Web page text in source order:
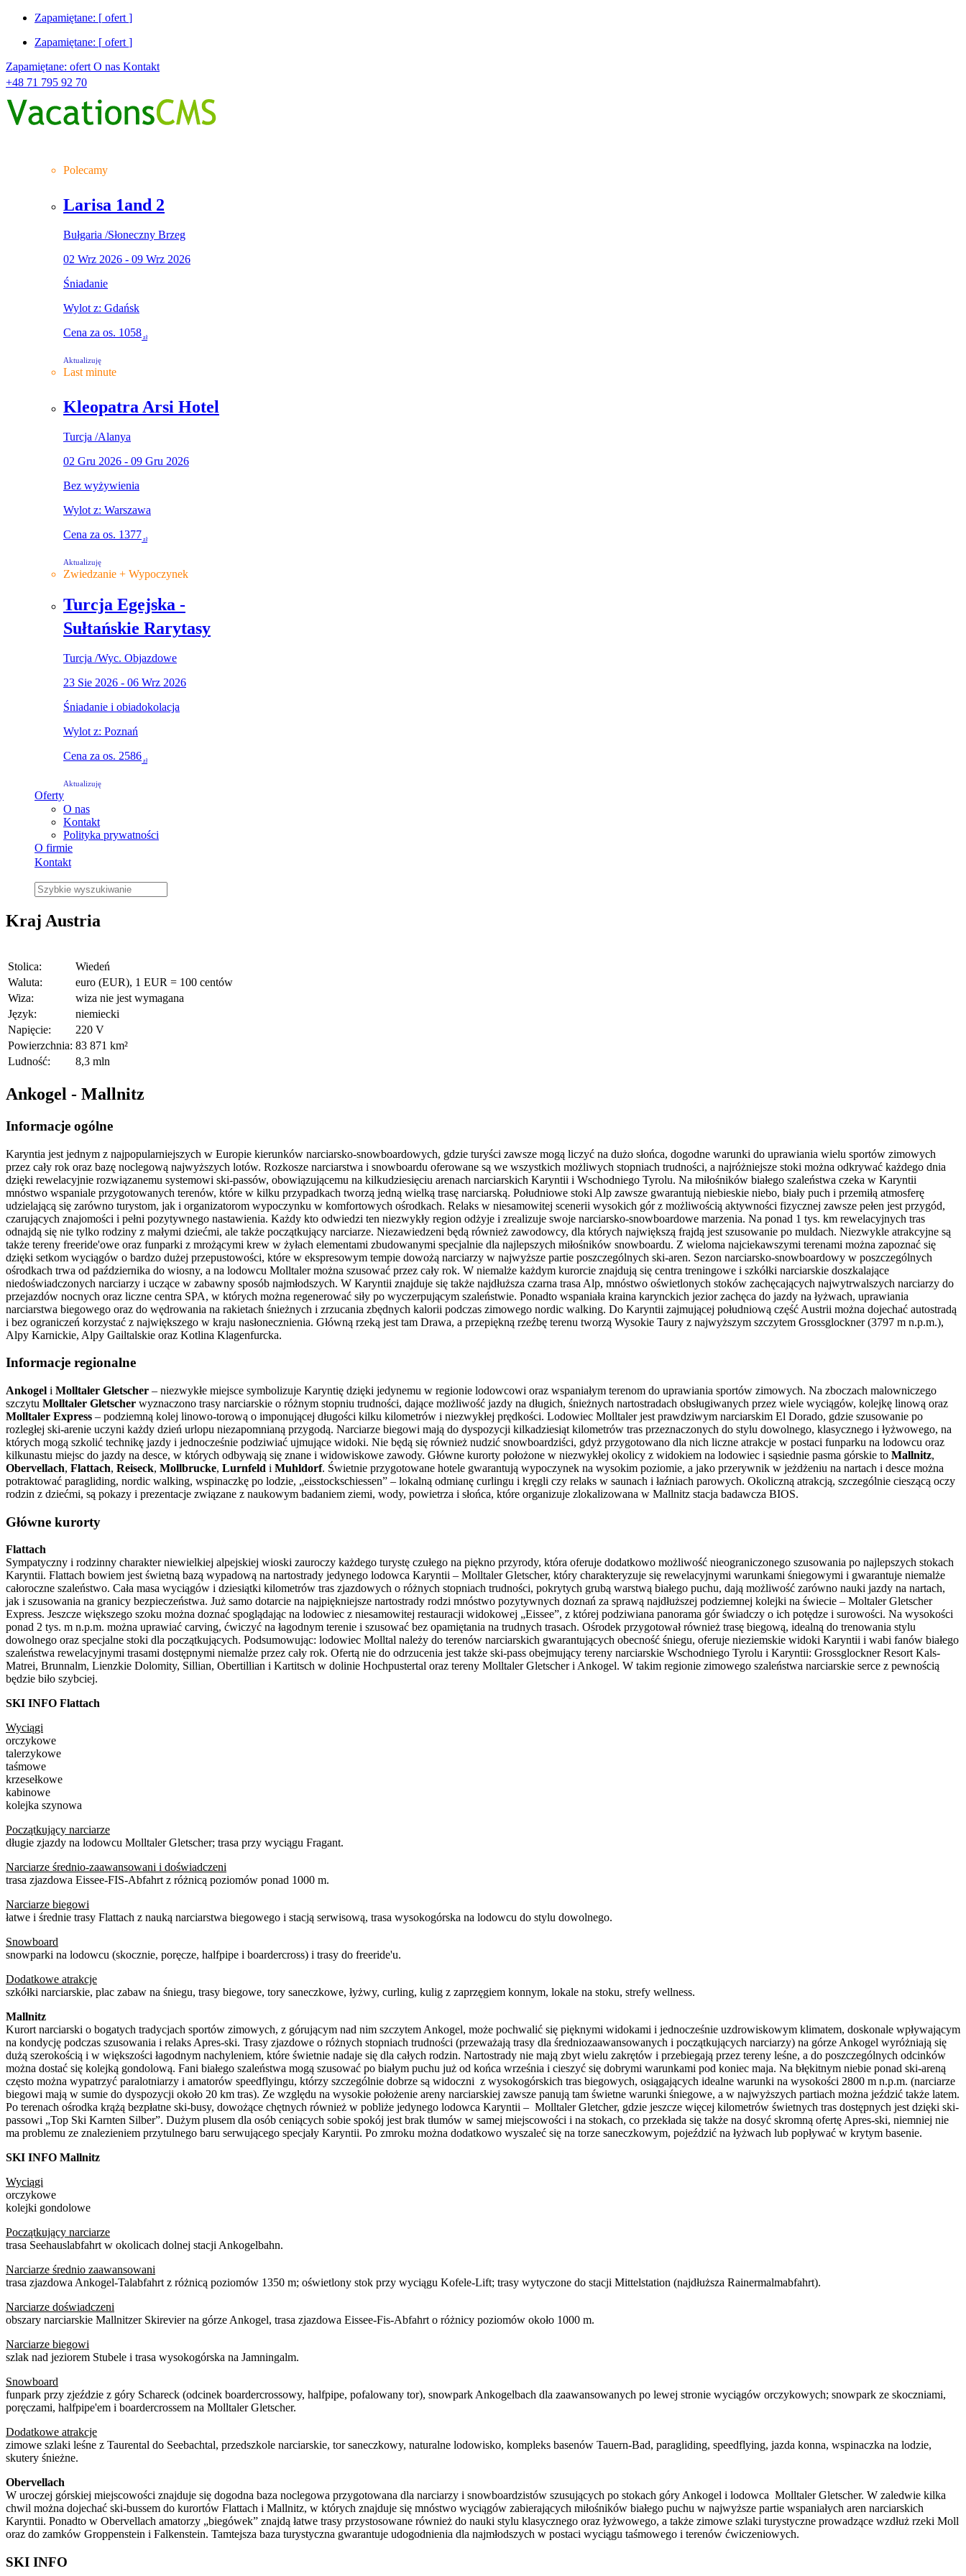
Zapamiętane: [ ofert ]
Zapamiętane: [ ofert ]
Zapamiętane: ofert O nas Kontakt
+48 71 795 92 70
Polecamy
Larisa 1and 2
Bułgaria /Słoneczny Brzeg
02 Wrz 2026 - 09 Wrz 2026
Śniadanie
Wylot z: Gdańsk
Cena za os. 1058 zł
Aktualizuję
Last minute
Kleopatra Arsi Hotel
Turcja /Alanya
02 Gru 2026 - 09 Gru 2026
Bez wyżywienia
Wylot z: Warszawa
Cena za os. 1377 zł
Aktualizuję
Zwiedzanie + Wypoczynek
Turcja Egejska -
Sułtańskie Rarytasy
Turcja /Wyc. Objazdowe
23 Sie 2026 - 06 Wrz 2026
Śniadanie i obiadokolacja
Wylot z: Poznań
Cena za os. 2586 zł
Aktualizuję
Oferty
O nas
Kontakt
Polityka prywatności
O firmie
Kontakt
Kraj Austria
Stolica:
Wiedeń
Waluta:
euro (EUR), 1 EUR = 100 centów
Wiza:
wiza nie jest wymagana
Język:
niemiecki
Napięcie:
220 V
Powierzchnia: 83 871 km²
Ludność:
8,3 mln
Ankogel - Mallnitz
Informacje ogólne
Karyntia jest jednym z najpopularniejszych w Europie kierunków narciarsko-snowboardowych, gdzie turyści zawsze mogą liczyć na dużo słońca, dogodne warunki do uprawiania wielu sportów zimowych
przez cały rok oraz bazę noclegową najwyższych lotów. Rozkosze narciarstwa i snowboardu oferowane są we wszystkich możliwych stopniach trudności, a najróżniejsze stoki można odkrywać każdego dnia
dzięki rewelacyjnie rozwiązanemu systemowi ski-passów, obowiązującemu na kilkudziesięciu arenach narciarskich Karyntii i Wschodniego Tyrolu. Na miłośników białego szaleństwa czeka w Karyntii
mnóstwo wspaniale przygotowanych terenów, które w kilku przypadkach tworzą jedną wielką trasę narciarską. Południowe stoki Alp zawsze gwarantują niebieskie niebo, biały puch i przemiłą atmosferę
udzielającą się zarówno turystom, jak i organizatorom wypoczynku w komfortowych ośrodkach. Relaks w niesamowitej scenerii wysokich gór z możliwością aktywności fizycznej zawsze pełen jest przygód,
czarujących znajomości i pełni pozytywnego nastawienia. Każdy kto odwiedzi ten niezwykły region odżyje i zrealizuje swoje narciarsko-snowboardowe marzenia. Na ponad 1 tys. km rewelacyjnych tras
odnajdą się nie tylko rodziny z małymi dziećmi, ale także początkujący narciarze. Niezawiedzeni będą również zawodowcy, dla których największą frajdą jest szusowanie po muldach. Niezwykle atrakcyjne są
także tereny freeride'owe oraz funparki z mrożącymi krew w żyłach elementami zbudowanymi specjalnie dla najlepszych miłośników snowboardu. Z wieloma najciekawszymi terenami można zapoznać się
dzięki setkom wyciągów o bardzo dużej przepustowości, które w ekspresowym tempie dowożą narciarzy w najwyższe partie poszczególnych ski-aren. Sezon narciarsko-snowboardowy w poszczególnych
ośrodkach trwa od października do wiosny, a na lodowcu Molltaler można szusować przez cały rok. W niemalże każdym kurorcie znajdują się centra treningowe i szkółki narciarskie doszkalające
niedoświadczonych narciarzy i uczące w zabawny sposób najmłodszych. W Karyntii znajduje się także najdłuższa czarna trasa Alp, mnóstwo oświetlonych stoków zachęcających najwytrwalszych narciarzy do
przejazdów nocnych oraz liczne centra SPA, w których można regenerować siły po wyczerpującym szaleństwie. Ponadto wspaniała kraina karynckich jezior zachęca do jazdy na łyżwach, uprawiania
narciarstwa biegowego oraz do wędrowania na rakietach śnieżnych i zrzucania zbędnych kalorii podczas zimowego nordic walking. Do Karyntii zajmującej południową część Austrii można dojechać autostradą
i bez ograniczeń korzystać z największego w kraju nasłonecznienia. Główną rzeką jest tam Drawa, a przepiękną rzeźbę terenu tworzą Wysokie Taury z najwyższym szczytem Grossglockner (3797 m n.p.m.),
Alpy Karnickie, Alpy Gailtalskie oraz Kotlina Klagenfurcka.
Informacje regionalne
Ankogel i Molltaler Gletscher – niezwykłe miejsce symbolizuje Karyntię dzięki jedynemu w regionie lodowcowi oraz wspaniałym terenom do uprawiania sportów zimowych. Na zboczach malowniczego
szczytu Molltaler Gletscher wyznaczono trasy narciarskie o różnym stopniu trudności, dające możliwość jazdy na długich, śnieżnych nartostradach obsługiwanych przez wiele wyciągów, kolejkę linową oraz
Molltaler Express – podziemną kolej linowo-torową o imponującej długości kilku kilometrów i niezwykłej prędkości. Lodowiec Molltaler jest prawdziwym narciarskim El Dorado, gdzie szusowanie po
rozległej ski-arenie uczyni każdy dzień urlopu niezapomnianą przygodą. Narciarze biegowi mają do dyspozycji kilkadziesiąt kilometrów tras przeznaczonych do stylu dowolnego, klasycznego i łyżwowego, na
których mogą szkolić technikę jazdy i jednocześnie podziwiać ujmujące widoki. Nie będą się również nudzić snowboardziści, gdyż przygotowano dla nich liczne atrakcje w postaci funparku na lodowcu oraz
kilkunastu miejsc do jazdy na desce, w których odbywają się znane i widowiskowe zawody. Główne kurorty położone w niezwykłej okolicy z widokiem na lodowiec i sąsiednie pasma górskie to Mallnitz,
Obervellach, Flattach, Reiseck, Mollbrucke, Lurnfeld i Muhldorf. Świetnie przygotowane hotele gwarantują wypoczynek na wysokim poziomie, a jako przerywnik w jeżdżeniu na nartach i desce można
potraktować paragliding, nordic walking, wspinaczkę po lodzie, „eisstockschiessen” – lokalną odmianę curlingu i kręgli czy relaks w saunach i łaźniach parowych. Okoliczną atrakcją, szczególnie cieszącą oczy
rodzin z dziećmi, są pokazy i prezentacje związane z naukowym badaniem ziemi, wody, powietrza i słońca, które organizuje zlokalizowana w Mallnitz stacja badawcza BIOS.
Główne kurorty
Flattach
Sympatyczny i rodzinny charakter niewielkiej alpejskiej wioski zauroczy każdego turystę czułego na piękno przyrody, która oferuje dodatkowo możliwość nieograniczonego szusowania po najlepszych stokach
Karyntii. Flattach bowiem jest świetną bazą wypadową na nartostrady jedynego lodowca Karyntii – Molltaler Gletscher, który charakteryzuje się rewelacyjnymi warunkami śniegowymi i gwarantuje niemalże
całoroczne szaleństwo. Cała masa wyciągów i dziesiątki kilometrów tras zjazdowych o różnych stopniach trudności, pokrytych grubą warstwą białego puchu, dają możliwość zarówno nauki jazdy na nartach,
jak i szusowania na granicy bezpieczeństwa. Już samo dotarcie na najpiękniejsze nartostrady rodzi mnóstwo pozytywnych doznań za sprawą najdłuższej podziemnej kolejki na świecie – Moltaler Gletscher
Express. Jeszcze większego szoku można doznać spoglądając na lodowiec z niesamowitej restauracji widokowej „Eissee”, z której podziwiana panorama gór świadczy o ich potędze i surowości. Na wysokości
ponad 2 tys. m n.p.m. można uprawiać carving, ćwiczyć na łagodnym terenie i szusować bez opamiętania na trudnych trasach. Ośrodek przygotował również trasę biegową, idealną do trenowania stylu
dowolnego oraz specjalne stoki dla początkujących. Podsumowując: lodowiec Molltal należy do terenów narciarskich gwarantujących obecność śniegu, oferuje nieziemskie widoki Karyntii i wabi fanów białego
szaleństwa rewelacyjnymi trasami dostępnymi niemalże przez cały rok. Ofertą nie do odrzucenia jest także ski-pass obejmujący tereny narciarskie Wschodniego Tyrolu i Karyntii: Grossglockner Resort Kals-
Matrei, Brunnalm, Lienzkie Dolomity, Sillian, Obertillian i Kartitsch w dolinie Hochpustertal oraz tereny Molltaler Gletscher i Ankogel. W takim regionie zimowego szaleństwa narciarskie serce z pewnością
będzie biło szybciej.
SKI INFO Flattach
Wyciągi
orczykowe
talerzykowe
taśmowe
krzesełkowe
kabinowe
kolejka szynowa
Początkujący narciarze
długie zjazdy na lodowcu Molltaler Gletscher; trasa przy wyciągu Fragant.
Narciarze średnio-zaawansowani i doświadczeni
trasa zjazdowa Eissee-FIS-Abfahrt z różnicą poziomów ponad 1000 m.
Narciarze biegowi
łatwe i średnie trasy Flattach z nauką narciarstwa biegowego i stacją serwisową, trasa wysokogórska na lodowcu do stylu dowolnego.
Snowboard
snowparki na lodowcu (skocznie, poręcze, halfpipe i boardercross) i trasy do freeride'u.
Dodatkowe atrakcje
szkółki narciarskie, plac zabaw na śniegu, trasy biegowe, tory saneczkowe, łyżwy, curling, kulig z zaprzęgiem konnym, lokale na stoku, strefy wellness.
Mallnitz
Kurort narciarski o bogatych tradycjach sportów zimowych, z górującym nad nim szczytem Ankogel, może pochwalić się pięknymi widokami i jednocześnie uzdrowiskowym klimatem, doskonale wpływającym
na kondycję podczas szusowania i relaks Apres-ski. Trasy zjazdowe o różnych stopniach trudności (przeważają trasy dla średniozaawansowanych i początkujących narciarzy) na górze Ankogel wyróżniają się
dużą szerokością i w większości łagodnym nachyleniem, które świetnie nadaje się dla całych rodzin. Nartostrady nie mają zbyt wielu zakrętów i przebiegają przez tereny leśne, a do poszczególnych odcinków
można dostać się kolejką gondolową. Fani białego szaleństwa mogą szusować po białym puchu już od końca września i cieszyć się dobrymi warunkami pod koniec maja. Na błękitnym niebie ponad ski-areną
często można wypatrzyć paralotniarzy i amatorów speedflyingu, którzy szczególnie dobrze są widoczni z wysokogórskich tras biegowych, osiągających idealne warunki na wysokości 2800 m n.p.m. (narciarze
biegowi mają w sumie do dyspozycji około 20 km tras). Ze względu na wysokie położenie areny narciarskiej zawsze panują tam świetne warunki śniegowe, a w najwyższych partiach można jeździć także latem.
Po terenach ośrodka krążą bezpłatne ski-busy, dowożące chętnych również w pobliże jedynego lodowca Karyntii – Molltaler Gletcher, gdzie jeszcze więcej kilometrów świetnych tras dostępnych jest dzięki ski-
passowi „Top Ski Karnten Silber”. Dużym plusem dla osób ceniących sobie spokój jest brak tłumów w samej miejscowości i na stokach, co przekłada się także na dosyć skromną ofertę Apres-ski, niemniej nie
ma problemu ze znalezieniem przytulnego baru serwującego specjały Karyntii. Po zmroku można dodatkowo wyszaleć się na torze saneczkowym, pojeździć na łyżwach lub popływać w krytym basenie.
SKI INFO Mallnitz
Wyciągi
orczykowe
kolejki gondolowe
Początkujący narciarze
trasa Seehauslabfahrt w okolicach dolnej stacji Ankogelbahn.
Narciarze średnio zaawansowani
trasa zjazdowa Ankogel-Talabfahrt z różnicą poziomów 1350 m; oświetlony stok przy wyciągu Kofele-Lift; trasy wytyczone do stacji Mittelstation (najdłuższa Rainermalmabfahrt).
Narciarze doświadczeni
obszary narciarskie Mallnitzer Skirevier na górze Ankogel, trasa zjazdowa Eissee-Fis-Abfahrt o różnicy poziomów około 1000 m.
Narciarze biegowi
szlak nad jeziorem Stubele i trasa wysokogórska na Jamningalm.
Snowboard
funpark przy zjeździe z góry Schareck (odcinek boardercrossowy, halfpipe, pofalowany tor), snowpark Ankogelbach dla zaawansowanych po lewej stronie wyciągów orczykowych; snowpark ze skoczniami,
poręczami, halfpipe'em i boardercrossem na Molltaler Gletscher.
Dodatkowe atrakcje
zimowe szlaki leśne z Taurental do Seebachtal, przedszkole narciarskie, tor saneczkowy, naturalne lodowisko, kompleks basenów Tauern-Bad, paragliding, speedflying, jazda konna, wspinaczka na lodzie,
skutery śnieżne.
Obervellach
W uroczej górskiej miejscowości znajduje się dogodna baza noclegowa przygotowana dla narciarzy i snowboardzistów szusujących po stokach góry Ankogel i lodowca Molltaler Gletscher. W zaledwie kilka
chwil można dojechać ski-bussem do kurortów Flattach i Mallnitz, w których znajduje się mnóstwo wyciągów zabierających miłośników białego puchu w najwyższe partie wspaniałych aren narciarskich
Karyntii. Ponadto w Obervellach amatorzy „biegówek” znajdą łatwe trasy przystosowane również do nauki stylu klasycznego oraz łyżwowego, a także zimowe szlaki turystyczne prowadzące wzdłuż rzeki Moll
oraz do zamków Groppenstein i Falkenstein. Tamtejsza baza turystyczna gwarantuje udogodnienia dla najmłodszych w postaci wyciągu taśmowego i terenów ćwiczeniowych.
SKI INFO